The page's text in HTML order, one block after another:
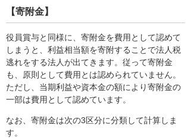
【寄附金】
役員賞与と同様に、寄附金を費用として認めて
しまうと、利益相当額を寄附することで法人税
逃れをする法人が出てきます。従って寄附金
も、原則として費用とは認められていません。
ただし、当期利益や資本金の額により寄附金の
一部は費用として認めています。
なお、寄附金は次の3区分に分類して計算しま
す。